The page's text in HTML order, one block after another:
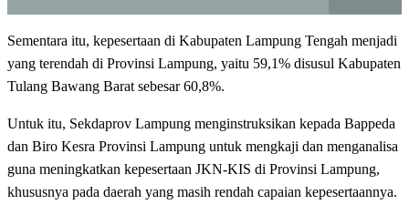
Sementara itu, kepesertaan di Kabupaten Lampung Tengah menjadi
yang terendah di Provinsi Lampung, yaitu 59,1% disusul Kabupaten
Tulang Bawang Barat sebesar 60,8%.
Untuk itu, Sekdaprov Lampung menginstruksikan kepada Bappeda
dan Biro Kesra Provinsi Lampung untuk mengkaji dan menganalisa
guna meningkatkan kepesertaan JKN-KIS di Provinsi Lampung,
khususnya pada daerah yang masih rendah capaian kepesertaannya.